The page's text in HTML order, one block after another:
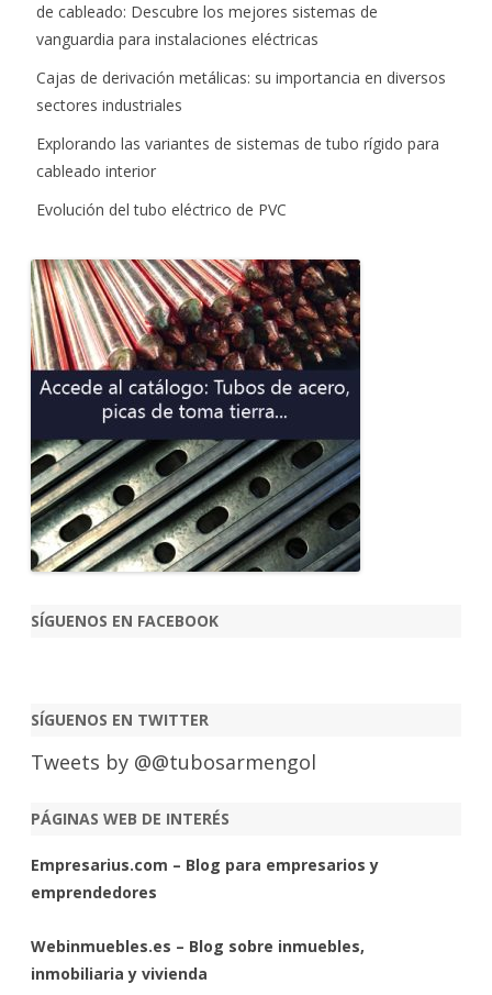
de cableado: Descubre los mejores sistemas de
vanguardia para instalaciones eléctricas
Cajas de derivación metálicas: su importancia en diversos
sectores industriales
Explorando las variantes de sistemas de tubo rígido para
cableado interior
Evolución del tubo eléctrico de PVC
SÍGUENOS EN FACEBOOK
SÍGUENOS EN TWITTER
Tweets by @@tubosarmengol
PÁGINAS WEB DE INTERÉS
Empresarius.com – Blog para empresarios y
emprendedores
Webinmuebles.es – Blog sobre inmuebles,
inmobiliaria y vivienda